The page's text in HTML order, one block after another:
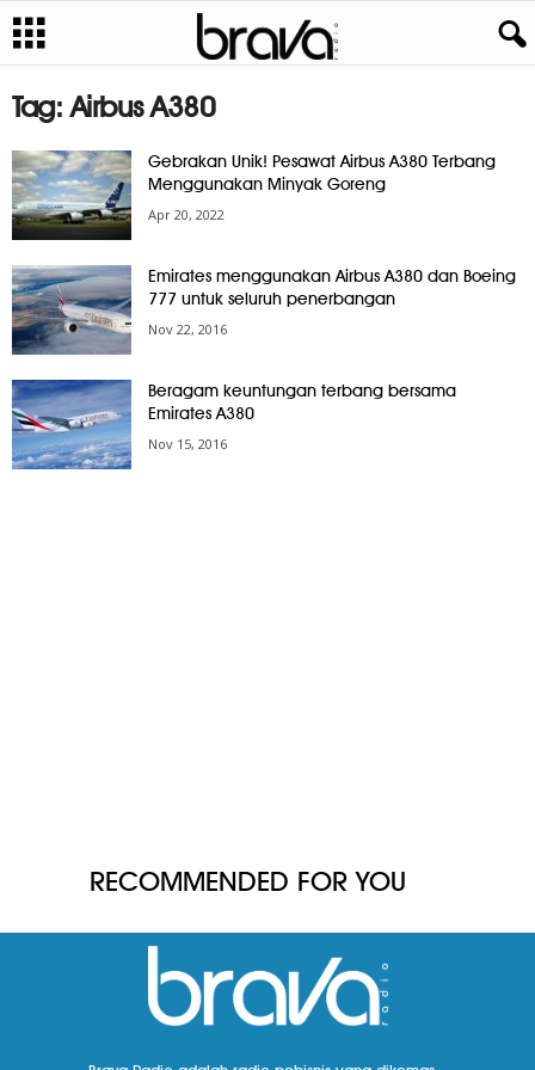
Tag: Airbus A380
Gebrakan Unik! Pesawat Airbus A380 Terbang
Menggunakan Minyak Goreng
Apr 20, 2022
Emirates menggunakan Airbus A380 dan Boeing
777 untuk seluruh penerbangan
Nov 22, 2016
Beragam keuntungan terbang bersama
Emirates A380
Nov 15, 2016
RECOMMENDED FOR YOU